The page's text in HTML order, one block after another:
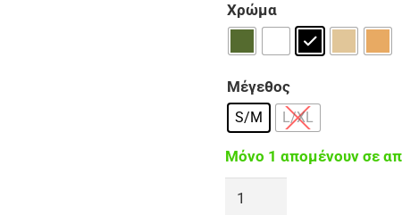
Χρώμα
Μέγεθος
S/M L/XL
Μόνο 1 απομένουν σε
PHUKET